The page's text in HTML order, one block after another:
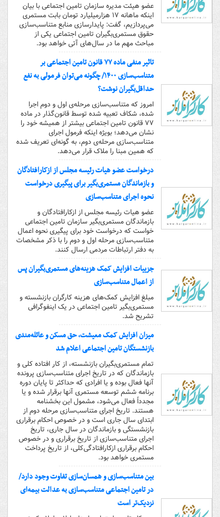
عضو هیئت مدیره سازمان تامین اجتماعی با بیان
اینکه ماهانه ۱۷ هزارمیلیارد تومان بابت مستمری
می‌پردازیم، گفت: پایدارسازی منابع متناسب‌سازی
حقوق مستمری‌بگیران تامین اجتماعی یکی از
مباحث مهم ما در سال‌های آتی خواهد بود.
تاثیر منفی ماده ۷۷ قانون تامین اجتماعی بر
متناسب‌سازی ۱۴۰۰/ چگونه می‌توان فرمولی به نفع
حداقل‌بگیران نوشت؟
امروز که متناسب‌سازی مرحله‌ی اول و دوم اجرا
شده، شکاف تعبیه شده توسط قانون‌گذار در ماده
۷۷ قانون تامین اجتماعی بیشتر از همیشه خود را
نشان می‌دهد؛ بویژه اینکه فرمول اجرای
متناسب‌سازی مرحله‌ی دوم، به گونه‌ای تعریف شده
که همین مبنا را ملاک قرار می‌دهد.
درخواست عضو هیات رئیسه مجلس از ازکارافتادگان
و بازماندگان مستمری‌بگیر برای پیگیری درخواست
نحوه اجرای متناسب‌سازی
عضو هیات رئیسه مجلس از ازکارافتادگان و
بازماندگان مستمری‌بگیر سازمان تامین اجتماعی
خواست که درخواست خود برای پیگیری نحوه اعمال
متناسب‌سازی مرحله اول و دوم را با ذکر مشخصات
به دفتر ارتباطات مردمی ارسال کنند.
جزییات افزایش کمک هزینه‌های مستمری‌بگیران پس
از اعمال متناسب‌سازی
مبلغ افزایش کمک‌های هزینه کارگران بازنشسته و
مستمری‌بگیر تامین اجتماعی در یک اینفوگرافی
تشریح شد.
میزان افزایش کمک معیشت، حق مسکن و عائله‌مندی
بازنشستگان تامین اجتماعی اعلام شد
تمام مستمری‌بگیران بازنشسته، از کار افتاده کلی و
بازماندگان که در تاریخ اجرای متناسب‌سازی پرونده
آنها فعال بوده و یا افرادی که حداکثر تا پایان دوره
برنامه ششم توسعه مستمری آنها برقرار شده و یا
مجدداً فعال می‌شود، مشمول این بخشنامه
هستند. تاریخ اجرای متناسب‌سازی مرحله دوم از
ابتدای سال جاری است و در خصوص احکام برقراری
بازنشستگی و بازماندگان در سال جاری، تاریخ
اجرای متناسب‌سازی از تاریخ برقراری و در خصوص
احکام برقراری ازکارافتادگی‌کلی، از تاریخ پرداخت
مستمری خواهد بود.
بین متناسب‌سازی و همسان‌سازی تفاوت وجود دارد/
در تامین اجتماعی متناسب‌‌سازی به عدالت بیمه‌ای
نزدیک‌تر است